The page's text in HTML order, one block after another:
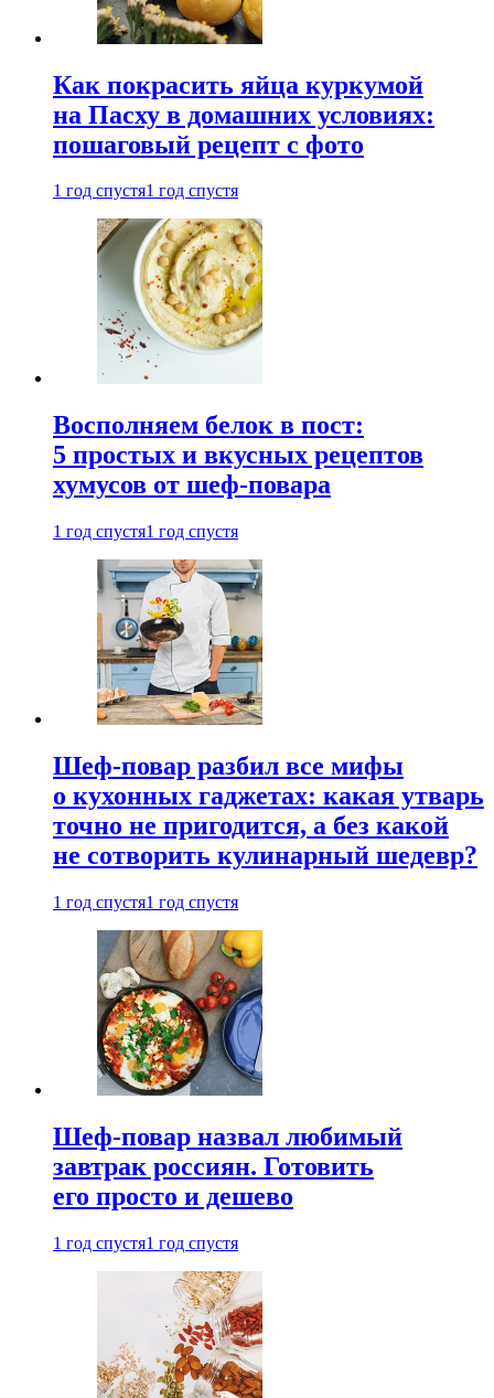
Как покрасить яйца куркумой
на Пасху в домашних условиях:
пошаговый рецепт с фото
1 год спустя1 год спустя
Восполняем белок в пост:
5 простых и вкусных рецептов
хумусов от шеф-повара
1 год спустя1 год спустя
Шеф-повар разбил все мифы
о кухонных гаджетах: какая утварь
точно не пригодится, а без какой
не сотворить кулинарный шедевр?
1 год спустя1 год спустя
Шеф-повар назвал любимый
завтрак россиян. Готовить
его просто и дешево
1 год спустя1 год спустя